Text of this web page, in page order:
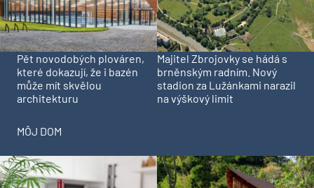
Pět novodobých plováren,
které dokazují, že i bazén
může mít skvělou
architekturu
Majitel Zbrojovky se hádá s
brněnským radním. Nový
stadion za Lužánkami narazil
na výškový limit
MÔJ DOM